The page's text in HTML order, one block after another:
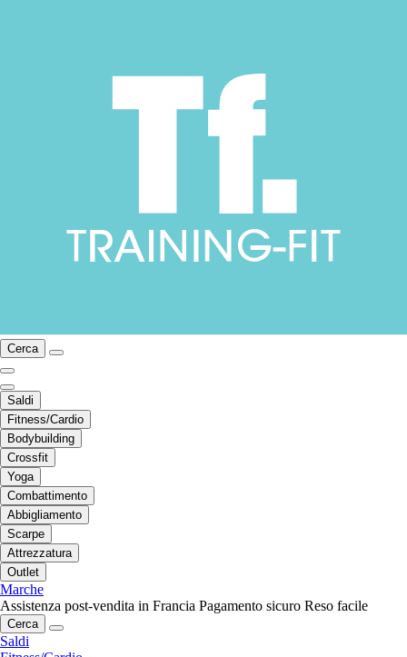
Cerca
Saldi
Fitness/Cardio
Bodybuilding
Crossfit
Yoga
Combattimento
Abbigliamento
Scarpe
Attrezzatura
Outlet
Marche
Assistenza post-vendita in Francia Pagamento sicuro Reso facile
Cerca
Saldi